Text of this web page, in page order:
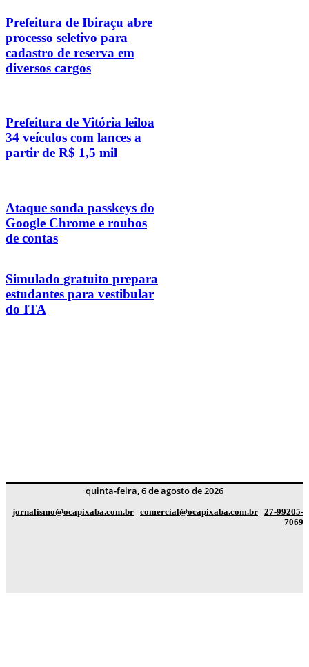
Prefeitura de Ibiraçu abre
processo seletivo para
cadastro de reserva em
diversos cargos
Prefeitura de Vitória leiloa
34 veículos com lances a
partir de R$ 1,5 mil
Ataque sonda passkeys do
Google Chrome e roubos
de contas
Simulado gratuito prepara
estudantes para vestibular
do ITA
quinta-feira, 6 de agosto de 2026
jornalismo@ocapixaba.com.br | comercial@ocapixaba.com.br | 27-99205-
7069